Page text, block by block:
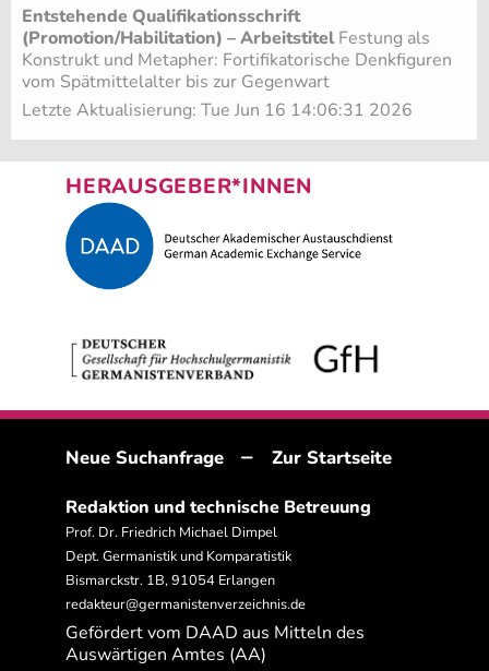
Entstehende Qualifikationsschrift
(Promotion/Habilitation) – Arbeitstitel Festung als
Konstrukt und Metapher: Fortifikatorische Denkfiguren
vom Spätmittelalter bis zur Gegenwart
Letzte Aktualisierung: Tue Jun 16 14:06:31 2026
HERAUSGEBER*INNEN
Neue Suchanfrage – Zur Startseite
Redaktion und technische Betreuung
Prof. Dr. Friedrich Michael Dimpel
Dept. Germanistik und Komparatistik
Bismarckstr. 1B, 91054 Erlangen
redakteur@germanistenverzeichnis.de
Gefördert vom DAAD aus Mitteln des
Auswärtigen Amtes (AA)